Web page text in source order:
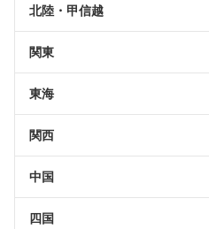
北陸・甲信越
関東
東海
関西
中国
四国